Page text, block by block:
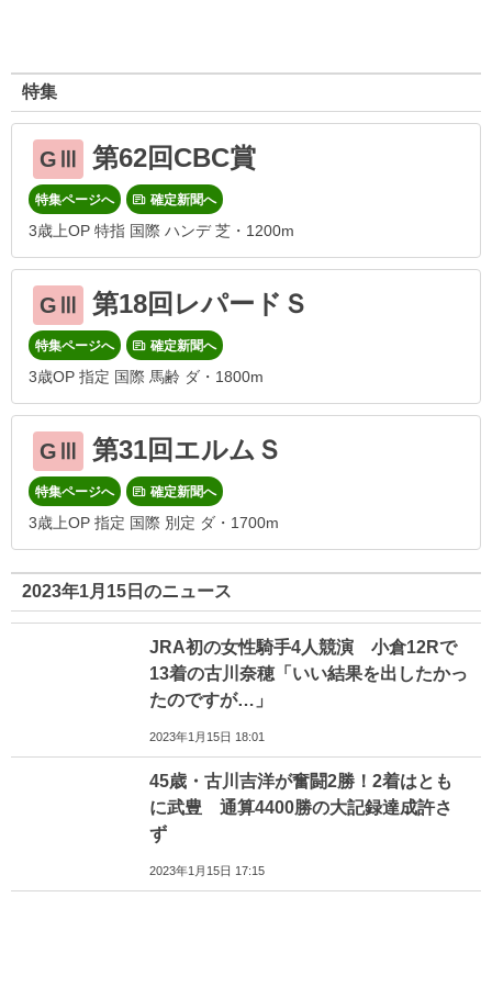
特集
GⅢ 第62回CBC賞
特集ページへ 確定新聞へ
3歳上OP 特指 国際 ハンデ 芝・1200m
GⅢ 第18回レパードＳ
特集ページへ 確定新聞へ
3歳OP 指定 国際 馬齢 ダ・1800m
GⅢ 第31回エルムＳ
特集ページへ 確定新聞へ
3歳上OP 指定 国際 別定 ダ・1700m
2023年1月15日のニュース
JRA初の女性騎手4人競演 小倉12Rで
13着の古川奈穂「いい結果を出したかっ
たのですが…」
2023年1月15日 18:01
45歳・古川吉洋が奮闘2勝！2着はとも
に武豊 通算4400勝の大記録達成許さ
ず
2023年1月15日 17:15